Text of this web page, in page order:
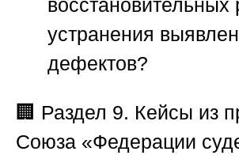
восстановительных
устранения
дефектов?
🏢 Раздел 9. Кейсы из
Союза «Федерации